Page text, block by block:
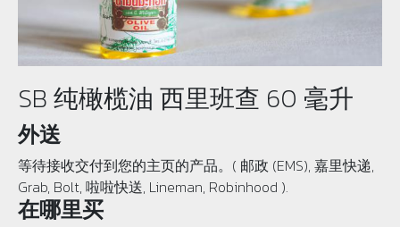
SB 纯橄榄油 西里班查 60 毫升
外送
等待接收交付到您的主页的产品。( 邮政 (EMS), 嘉里快递,
Grab, Bolt, 啦啦快送, Lineman, Robinhood ).
在哪里买